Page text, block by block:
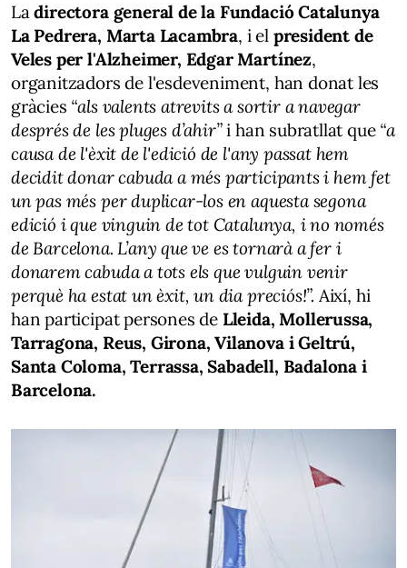
Ladirectora general de la Fundació Catalunya
La Pedrera, Marta Lacambra, i el president de
Veles per l'Alzheimer, Edgar Martínez,
organitzadors de l'esdeveniment, han donat les
gràcies “als valents atrevits a sortir a navegar
després de les pluges d’ahir”i han subratllat que “a
causa de l'èxit de l'edició de l'any passat hem
decidit donar cabuda a més participants i hem fet
un pas més per duplicar-los en aquesta segona
edició i que vinguin de tot Catalunya, i no només
de Barcelona. L’any que ve es tornarà a fer i
donarem cabuda a tots els que vulguin venir
perquè ha estat un èxit, un dia preciós!”. Així, hi
han participat persones de Lleida, Mollerussa,
Tarragona, Reus, Girona, Vilanova i Geltrú,
Santa Coloma, Terrassa, Sabadell, Badalona i
Barcelona.